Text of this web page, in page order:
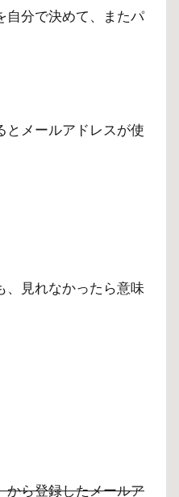
自分で決めて、またパ
とメールアドレスが使
、見れなかったら意味
から登録したメールア